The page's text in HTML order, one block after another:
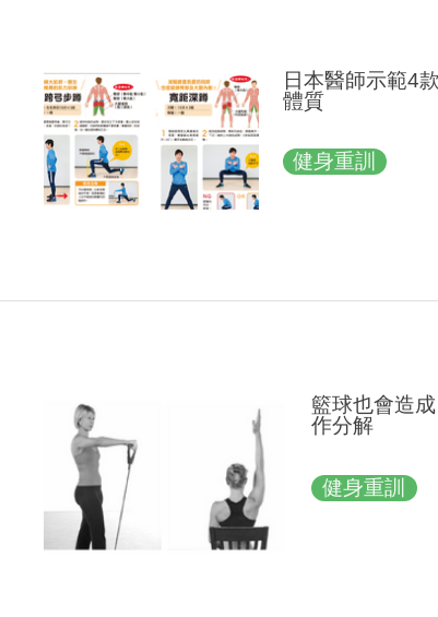
日本醫師示範4
體質
健身重訓
籃球也會造
作分解
健身重訓